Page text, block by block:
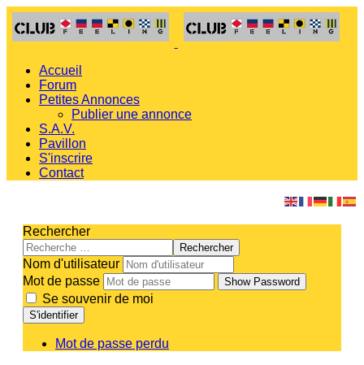
Accueil
Forum
Petites Annonces
Publier une annonce
S.A.V.
Pavillon
S'inscrire
Contact
Rechercher
Rechercher
Nom d'utilisateur
Mot de passe
Show Password
Se souvenir de moi
S'identifier
Mot de passe perdu